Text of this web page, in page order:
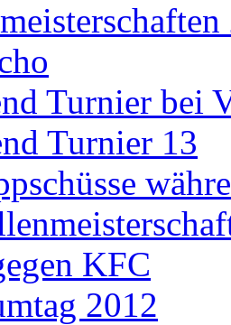
Turnier bei
Turnier 13
KFC
2012